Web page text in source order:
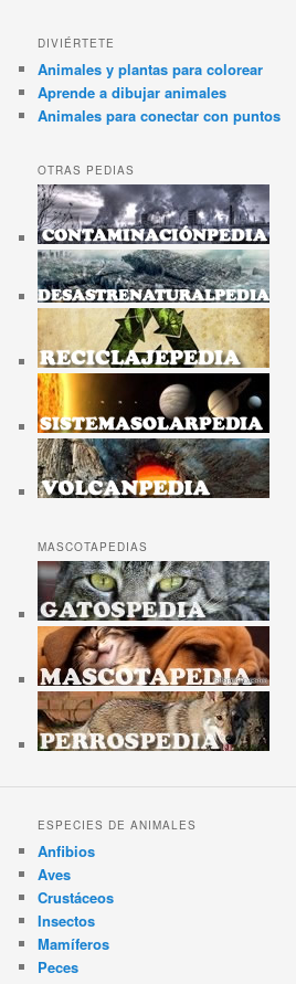
DIVIÉRTETE
Animales y plantas para colorear
Aprende a dibujar animales
Animales para conectar con puntos
OTRAS PEDIAS
MASCOTAPEDIAS
ESPECIES DE ANIMALES
Anfibios
Aves
Crustáceos
Insectos
Mamíferos
Peces